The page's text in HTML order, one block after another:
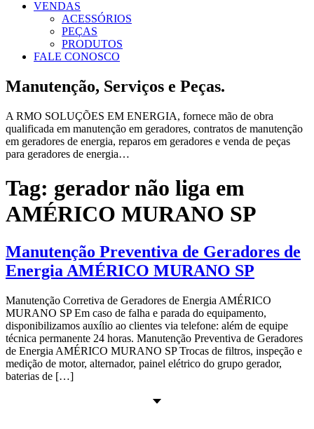
VENDAS
ACESSÓRIOS
PEÇAS
PRODUTOS
FALE CONOSCO
Manutenção, Serviços e Peças.
A RMO SOLUÇÕES EM ENERGIA, fornece mão de obra
qualificada em manutenção em geradores, contratos de manutenção
em geradores de energia, reparos em geradores e venda de peças
para geradores de energia…
Tag: gerador não liga em
AMÉRICO MURANO SP
Manutenção Preventiva de Geradores de
Energia AMÉRICO MURANO SP
Manutenção Corretiva de Geradores de Energia AMÉRICO
MURANO SP Em caso de falha e parada do equipamento,
disponibilizamos auxílio ao clientes via telefone: além de equipe
técnica permanente 24 horas. Manutenção Preventiva de Geradores
de Energia AMÉRICO MURANO SP Trocas de filtros, inspeção e
medição de motor, alternador, painel elétrico do grupo gerador,
baterias de […]